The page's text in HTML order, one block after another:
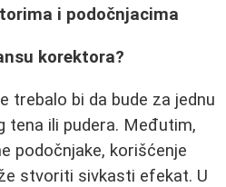
i podočnjacima
korektora?
trebalo bi da bude za jednu
tena ili pudera. Međutim,
podočnjake, korišćenje
stvoriti sivkasti efekat. U